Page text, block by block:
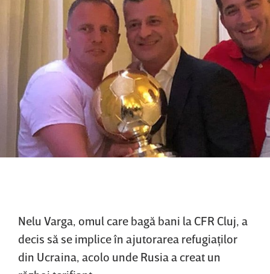
Nelu Varga, omul care bagă bani la CFR Cluj, a
decis să se implice în ajutorarea refugiaţilor
din Ucraina, acolo unde Rusia a creat un